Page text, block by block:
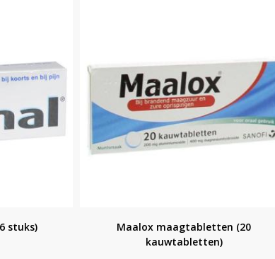
stuks)
Maalox maagtabletten (20
kauwtabletten)